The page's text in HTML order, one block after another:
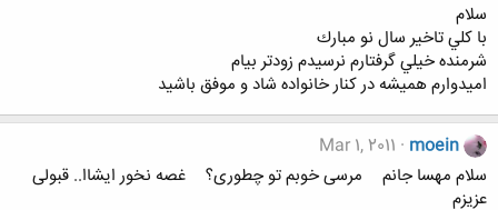
سلام
با كلي تاخير سال نو مبارك
شرمنده خيلي گرفتارم نرسيدم زودتر بيام
اميدوارم هميشه در كنار خانواده شاد و موفق باشيد
moein
Mar 1, 2011
سلام مهسا جان‏م مرسی خوبم‏ تو چطوری؟ غصه نخور ایشاا.. قبولی
عزیزم